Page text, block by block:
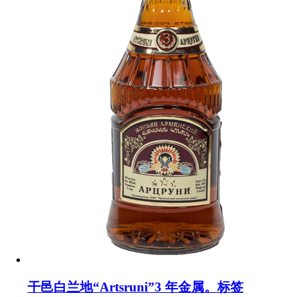
干邑白兰地“Artsruni”3 年金属。标签